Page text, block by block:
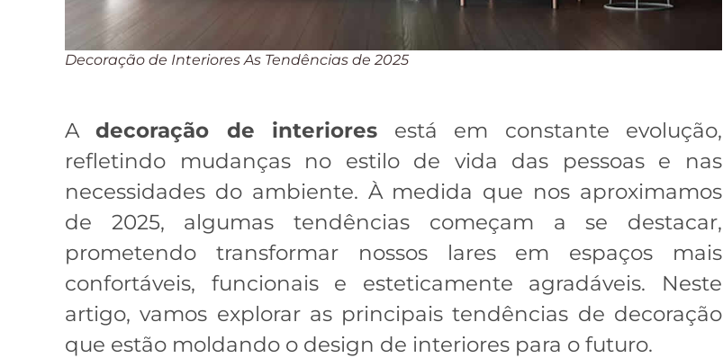
Decoração de Interiores As Tendências de 2025
Adecoração de interiores está em constante evolução,
refletindo mudanças no estilo de vida das pessoas e nas
necessidades do ambiente. À medida que nos aproximamos
de 2025, algumas tendências começam a se destacar,
prometendo transformar nossos lares em espaços mais
confortáveis, funcionais e esteticamente agradáveis. Neste
artigo, vamos explorar as principais tendências de decoração
que estão moldando o design de interiores para o futuro.